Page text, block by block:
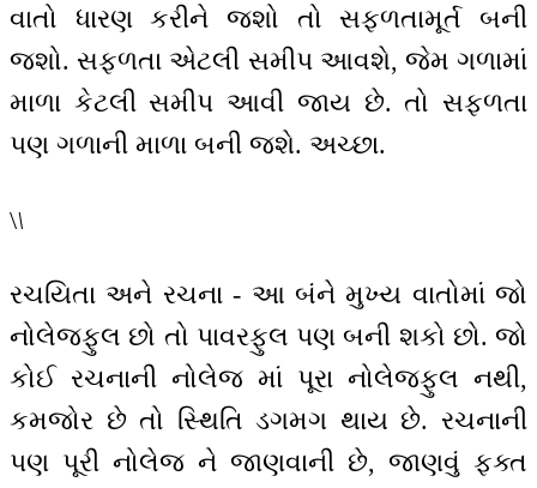
વાતો ધારણ કરીને જશો તો સફળતામૂર્ત બની
જશો. સફળતા એટલી સમીપ આવશે, જેમ ગળામાં
માળા કેટલી સમીપ આવી જાય છે. તો સફળતા
પણ ગળાની માળા બની જશે. અચ્છા.
\\
રચયિતા અને રચના - આ બંને મુખ્ય વાતોમાં જો
નોલેજફુલ છો તો પાવરફુલ પણ બની શકો છો. જો
કોઈ રચનાની નોલેજ માં પૂરા નોલેજફુલ નથી,
કમજોર છે તો સ્થિતિ ડગમગ થાય છે. રચનાની
પણ પૂરી નોલેજ ને જાણવાની છે, જાણવું ફક્ત